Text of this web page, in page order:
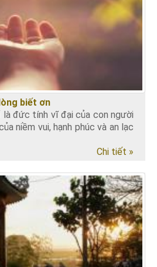
biết ơn
là đức tính vĩ đại của con người
niềm vui, hạnh phúc và an lạc
Chi tiết »